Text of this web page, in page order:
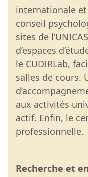
internationale
conseil
sites de
d’espaces
le CUDIRLab,
salles de cours.
aux activités
actif. Enfin, le
professionnelle.
Recherche et